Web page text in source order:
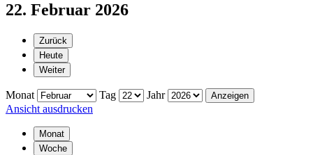
22. Februar 2026
Zurück
Heute
Weiter
Monat Tag
Jahr
Ansicht ausdrucken
Monat
Woche